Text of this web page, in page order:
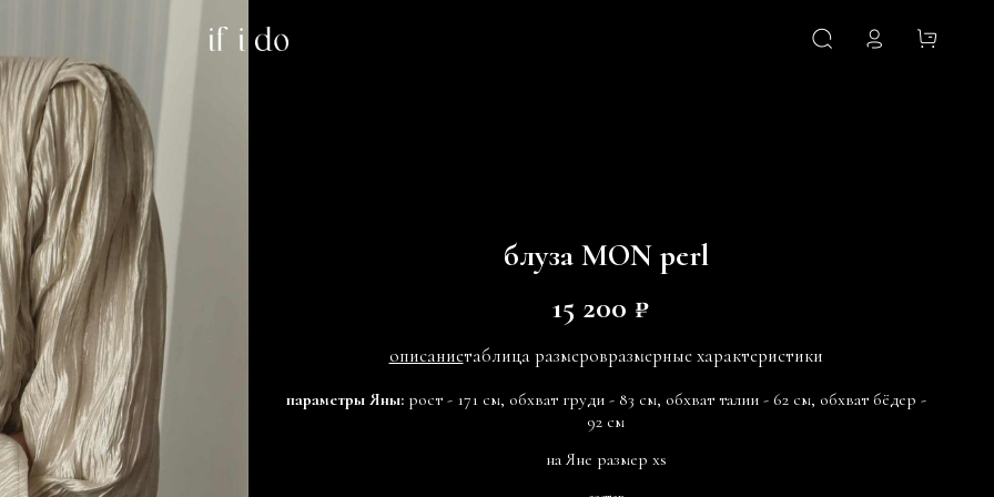
блуза MON perl
15 200 ₽
описаниетаблица размеровразмерные характеристики
параметры Яны: рост - 171 см, обхват груди - 83 см, обхват талии - 62 см, обхват бёдер -
92 см
на Яне размер xs